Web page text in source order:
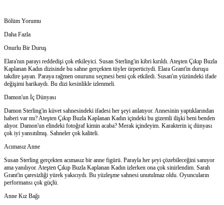
Bölüm Yorumu
Daha Fazla
Onurlu Bir Duruş
Elara'nın parayı reddedişi çok etkileyici. Susan Sterling'in kibri kırıldı. Ateşten Çıkıp Buzla
Kaplanan Kadın dizisinde bu sahne gerçekten tüyler ürperticiydi. Elara Grant'in duruşu
takdire şayan. Paraya rağmen onurunu seçmesi beni çok etkiledi. Susan'ın yüzündeki ifade
değişimi harikaydı. Bu dizi kesinlikle izlenmeli.
Damon'un İç Dünyası
Damon Sterling'in küvet sahnesindeki ifadesi her şeyi anlatıyor. Annesinin yaptıklarından
haberi var mı? Ateşten Çıkıp Buzla Kaplanan Kadın içindeki bu gizemli ilişki beni benden
alıyor. Damon'un elindeki fotoğraf kimin acaba? Merak içindeyim. Karakterin iç dünyası
çok iyi yansıtılmış. Sahneler çok kaliteli.
Acımasız Anne
Susan Sterling gerçekten acımasız bir anne figürü. Parayla her şeyi çözebileceğini sanıyor
ama yanılıyor. Ateşten Çıkıp Buzla Kaplanan Kadın izlerken ona çok sinirlendim. Sarah
Grant'in çaresizliği yürek yakıcıydı. Bu yüzleşme sahnesi unutulmaz oldu. Oyuncuların
performansı çok güçlü.
Anne Kız Bağı